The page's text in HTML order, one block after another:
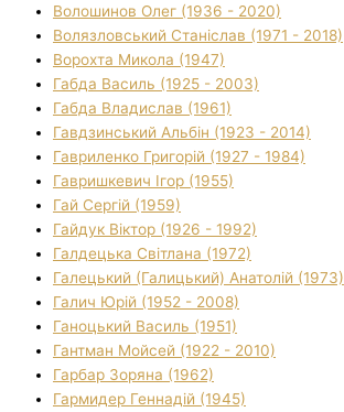
Волошинов Олег (1936 - 2020)
Волязловський Станіслав (1971 - 2018)
Ворохта Микола (1947)
Габда Василь (1925 - 2003)
Габда Владислав (1961)
Гавдзинський Альбін (1923 - 2014)
Гавриленко Григорій (1927 - 1984)
Гавришкевич Ігор (1955)
Гай Сергій (1959)
Гайдук Віктор (1926 - 1992)
Галдецька Світлана (1972)
Галецький (Галицький) Анатолій (1973)
Галич Юрій (1952 - 2008)
Ганоцький Василь (1951)
Гантман Мойсей (1922 - 2010)
Гарбар Зоряна (1962)
Гармидер Геннадій (1945)